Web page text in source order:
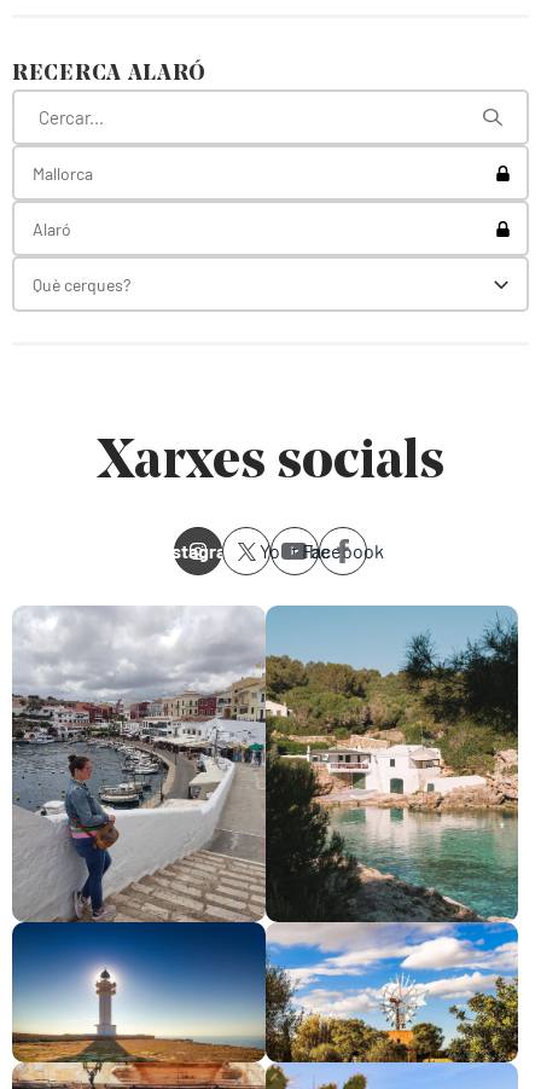
RECERCA ALARÓ
Mallorca
Alaró
Què cerques?
Xarxes socials
Instagram YoutubeFacebook